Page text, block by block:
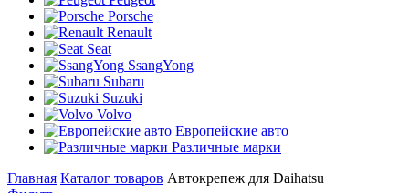
Porsche
Renault
Seat
SsangYong
Subaru
Suzuki
Volvo
Европейские авто
Различные марки
Главная Каталог товаров Автокрепеж для Daihatsu